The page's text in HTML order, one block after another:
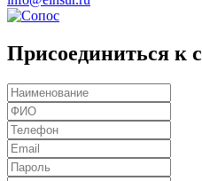
Присоединиться к